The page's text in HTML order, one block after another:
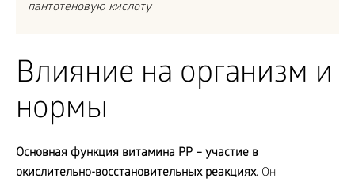
пантотеновую кислоту
Влияние на организм и
нормы
Основная функция витамина PP – участие в
окислительно-восстановительных реакциях. Он